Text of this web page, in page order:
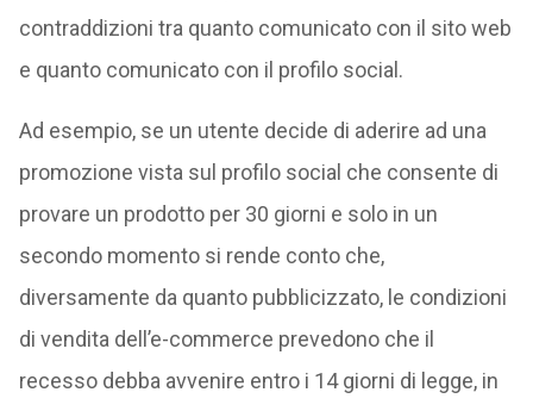
contraddizioni tra quanto comunicato con il sito web
e quanto comunicato con il profilo social.
Ad esempio, se un utente decide di aderire ad una
promozione vista sul profilo social che consente di
provare un prodotto per 30 giorni e solo in un
secondo momento si rende conto che,
diversamente da quanto pubblicizzato, le condizioni
di vendita dell’e-commerce prevedono che il
recesso debba avvenire entro i 14 giorni di legge, in